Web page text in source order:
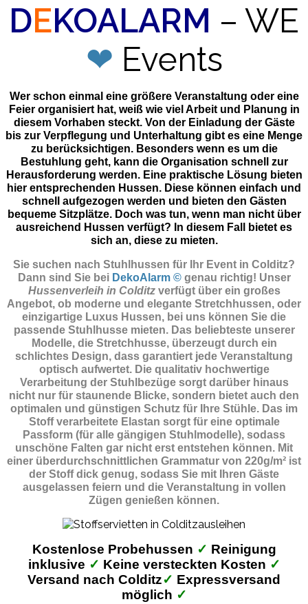
DEKOALARM – WE
❤ Events
Wer schon einmal eine größere Veranstaltung oder eine
Feier organisiert hat, weiß wie viel Arbeit und Planung in
diesem Vorhaben steckt. Von der Einladung der Gäste
bis zur Verpflegung und Unterhaltung gibt es eine Menge
zu berücksichtigen. Besonders wenn es um die
Bestuhlung geht, kann die Organisation schnell zur
Herausforderung werden. Eine praktische Lösung bieten
hier entsprechenden Hussen. Diese können einfach und
schnell aufgezogen werden und bieten den Gästen
bequeme Sitzplätze. Doch was tun, wenn man nicht über
ausreichend Hussen verfügt? In diesem Fall bietet es
sich an, diese zu mieten.
Sie suchen nach Stuhlhussen für Ihr Event in Colditz?
Dann sind Sie bei DekoAlarm © genau richtig! Unser
Hussenverleih in Colditzverfügt über ein großes
Angebot, ob moderne und elegante Stretchhussen, oder
einzigartige Luxus Hussen, bei uns können Sie die
passende Stuhlhusse mieten. Das beliebteste unserer
Modelle, die Stretchhusse, überzeugt durch ein
schlichtes Design, dass garantiert jede Veranstaltung
optisch aufwertet. Die qualitativ hochwertige
Verarbeitung der Stuhlbezüge sorgt darüber hinaus
nicht nur für staunende Blicke, sondern bietet auch den
optimalen und günstigen Schutz für Ihre Stühle. Das im
Stoff verarbeitete Elastan sorgt für eine optimale
Passform (für alle gängigen Stuhlmodelle), sodass
unschöne Falten gar nicht erst entstehen können. Mit
einer überdurchschnittlichen Grammatur von 220g/m² ist
der Stoff dick genug, sodass Sie mit Ihren Gäste
ausgelassen feiern und die Veranstaltung in vollen
Zügen genießen können.
Kostenlose Probehussen ✓ Reinigung
inklusive ✓ Keine versteckten Kosten ✓
Versand nach Colditz✓ Expressversand
möglich ✓